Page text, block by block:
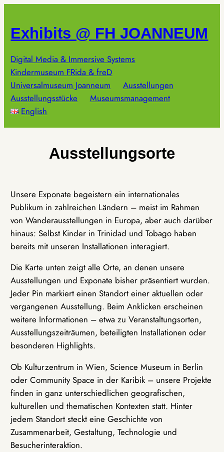
springen
Exhibits @ FH JOANNEUM
Digital Media & Immersive Systems
Kindermuseum FRida & freD
Universalmuseum Joanneum
Ausstellungen
Ausstellungsstücke
Museumsmanagement
English
Ausstellungsorte
Unsere Exponate begeistern ein internationales
Publikum in zahlreichen Ländern – meist im Rahmen
von Wanderausstellungen in Europa, aber auch darüber
hinaus: Selbst Kinder in Trinidad und Tobago haben
bereits mit unseren Installationen interagiert.
Die Karte unten zeigt alle Orte, an denen unsere
Ausstellungen und Exponate bisher präsentiert wurden.
Jeder Pin markiert einen Standort einer aktuellen oder
vergangenen Ausstellung. Beim Anklicken erscheinen
weitere Informationen – etwa zu Veranstaltungsorten,
Ausstellungszeiträumen, beteiligten Installationen oder
besonderen Highlights.
Ob Kulturzentrum in Wien, Science Museum in Berlin
oder Community Space in der Karibik – unsere Projekte
finden in ganz unterschiedlichen geografischen,
kulturellen und thematischen Kontexten statt. Hinter
jedem Standort steckt eine Geschichte von
Zusammenarbeit, Gestaltung, Technologie und
Besucherinteraktion.